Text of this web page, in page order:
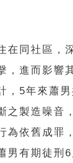
在同社區，
，進而影響
，5年來蕭
之製造噪音
為依舊成罪
男有期徒刑